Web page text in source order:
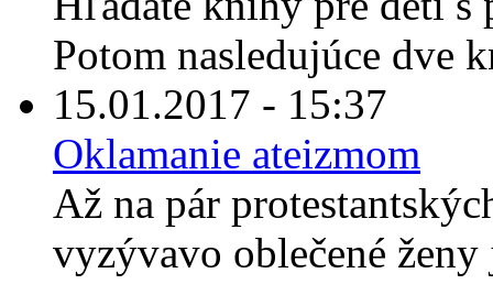
Potom nasledujúce dve
15.01.2017 - 15:37
Oklamanie ateizmom
Až na pár
vyzývavo oblečené